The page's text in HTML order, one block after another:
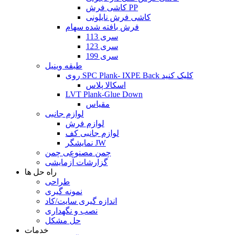
کاشی فرش PP
کاشی فرش نایلونی
فرش بافته شده سهام
سری 113
سری 123
سری 199
طبقه وینیل
روی SPC Plank- IXPE Back کلیک کنید
اسکالا پلاس
LVT Plank-Glue Down
مقیاس
لوازم جانبی
لوازم فرش
لوازم جانبی کف
نمایشگر JW
چمن مصنوعی چمن
گزارشات آزمایشی
راه حل ها
طراحی
نمونه گیری
اندازه گیری سایت/کاد
نصب و نگهداری
حل مشکل
خدمات